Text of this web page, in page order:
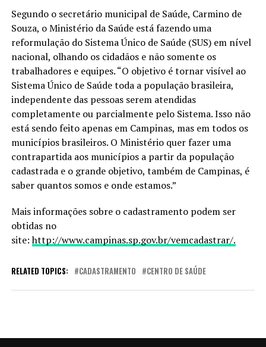
Segundo o secretário municipal de Saúde, Carmino de
Souza, o Ministério da Saúde está fazendo uma
reformulação do Sistema Único de Saúde (SUS) em nível
nacional, olhando os cidadãos e não somente os
trabalhadores e equipes. “O objetivo é tornar visível ao
Sistema Único de Saúde toda a população brasileira,
independente das pessoas serem atendidas
completamente ou parcialmente pelo Sistema. Isso não
está sendo feito apenas em Campinas, mas em todos os
municípios brasileiros. O Ministério quer fazer uma
contrapartida aos municípios a partir da população
cadastrada e o grande objetivo, também de Campinas, é
saber quantos somos e onde estamos.”
Mais informações sobre o cadastramento podem ser
obtidas no
site:http://www.campinas.sp.gov.br/vemcadastrar/.
RELATED TOPICS: CADASTRAMENTO CENTRO DE SAÚDE